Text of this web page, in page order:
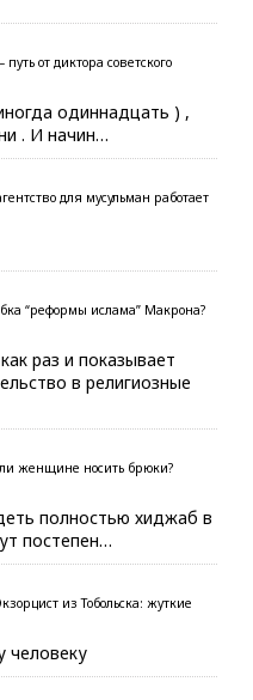
от диктора советского
одиннадцать ) ,
. И начин…
для мусульман работает
“реформы ислама” Макрона?
раз и показывает
в религиозные
женщине носить брюки?
полностью хиджаб в
постепен…
из Тобольска: жуткие
человеку